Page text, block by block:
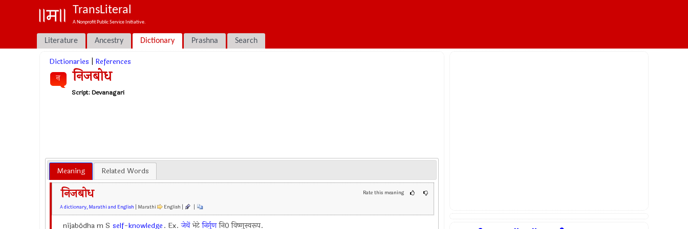
TransLiteral
A Nonprofit Public Service Initiative.
Literature Ancestry Dictionary Prashna Search
Dictionaries References
न निजबोध
Script:Devanagari
Meaning Related Words
Rate this meaning
निजबोध
A dictionary, Marathi and English | Marathi English | |
nijabōdha m S self-knowledge. Ex. जेथेंभेटेनिर्गुणनि0 विष्णुस्वरूप.